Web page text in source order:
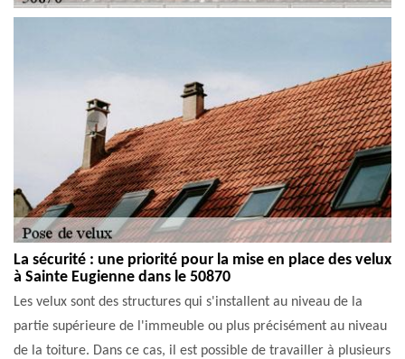
La sécurité : une priorité pour la mise en place des velux
à Sainte Eugienne dans le 50870
Les velux sont des structures qui s'installent au niveau de la
partie supérieure de l'immeuble ou plus précisément au niveau
de la toiture. Dans ce cas, il est possible de travailler à plusieurs